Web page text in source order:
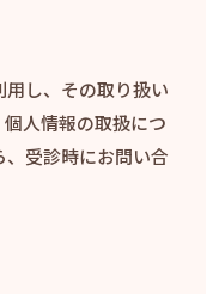
し、その取り扱い
人情報の取扱につ
受診時にお問い合